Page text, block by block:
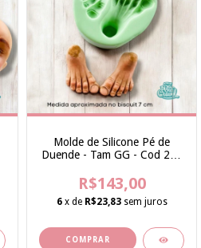
Molde de Silicone Pé de
Duende - Tam GG - Cod 280
R$143,00
6 x de R$23,83 sem juros